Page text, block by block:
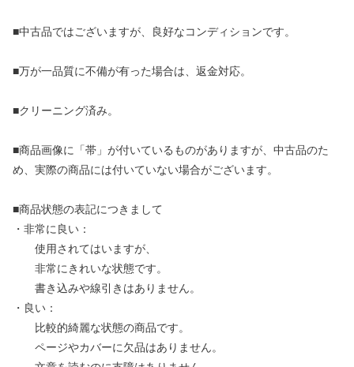
■中古品ではございますが、良好なコンディションです。
■万が一品質に不備が有った場合は、返金対応。
■クリーニング済み。
■商品画像に「帯」が付いているものがありますが、中古品のた
め、実際の商品には付いていない場合がございます。
■商品状態の表記につきまして
・非常に良い：
使用されてはいますが、
非常にきれいな状態です。
書き込みや線引きはありません。
・良い：
比較的綺麗な状態の商品です。
ページやカバーに欠品はありません。